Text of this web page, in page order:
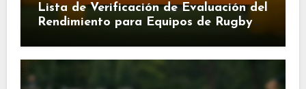
Lista de Verificación de Evaluación del
Rendimiento para Equipos de Rugby